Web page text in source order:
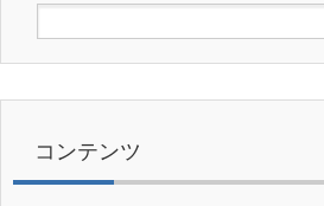
コンテンツ